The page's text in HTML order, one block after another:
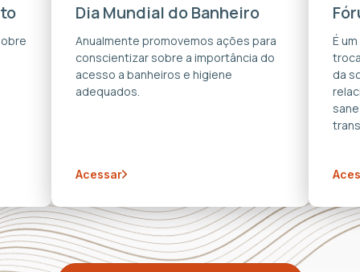
Dia Mundial do Banheiro
Anualmente promovemos ações para
conscientizar sobre a importância do
acesso a banheiros e higiene
adequados.
Acessar
É
da